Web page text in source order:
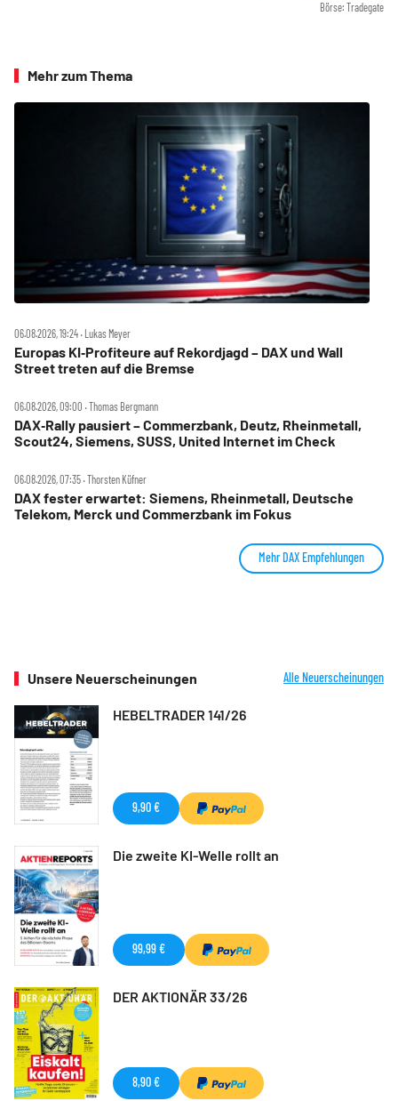
Börse: Tradegate
Mehr zum Thema
06.08.2026, 19:24 ‧ Lukas Meyer
Europas KI‑Profiteure auf Rekordjagd – DAX und Wall
Street treten auf die Bremse
06.08.2026, 09:00 ‧ Thomas Bergmann
DAX‑Rally pausiert – Commerzbank, Deutz, Rheinmetall,
Scout24, Siemens, SUSS, United Internet im Check
06.08.2026, 07:35 ‧ Thorsten Küfner
DAX fester erwartet: Siemens, Rheinmetall, Deutsche
Telekom, Merck und Commerzbank im Fokus
Mehr DAX Empfehlungen
Unsere Neuerscheinungen Alle Neuerscheinungen
HEBELTRADER 141/26
9,90 €
Die zweite KI-Welle rollt an
99,99 €
DER AKTIONÄR 33/26
8,90 €